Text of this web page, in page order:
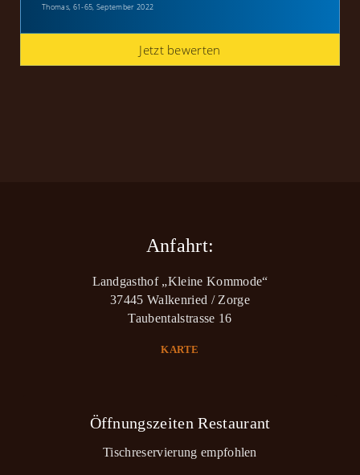
Thomas, 61-65, September 2022
Jetzt bewerten
Anfahrt:
Landgasthof „Kleine Kommode“
37445 Walkenried / Zorge
Taubentalstrasse 16
KARTE
Öffnungszeiten Restaurant
Tischreservierung empfohlen